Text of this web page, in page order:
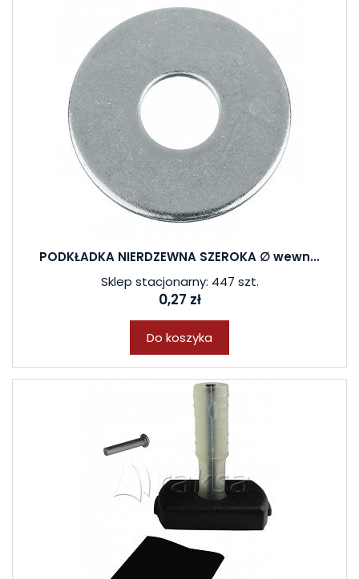
PODKŁADKA NIERDZEWNA SZEROKA ∅ wewn...
Sklep stacjonarny: 447 szt.
0,27 zł
Do koszyka